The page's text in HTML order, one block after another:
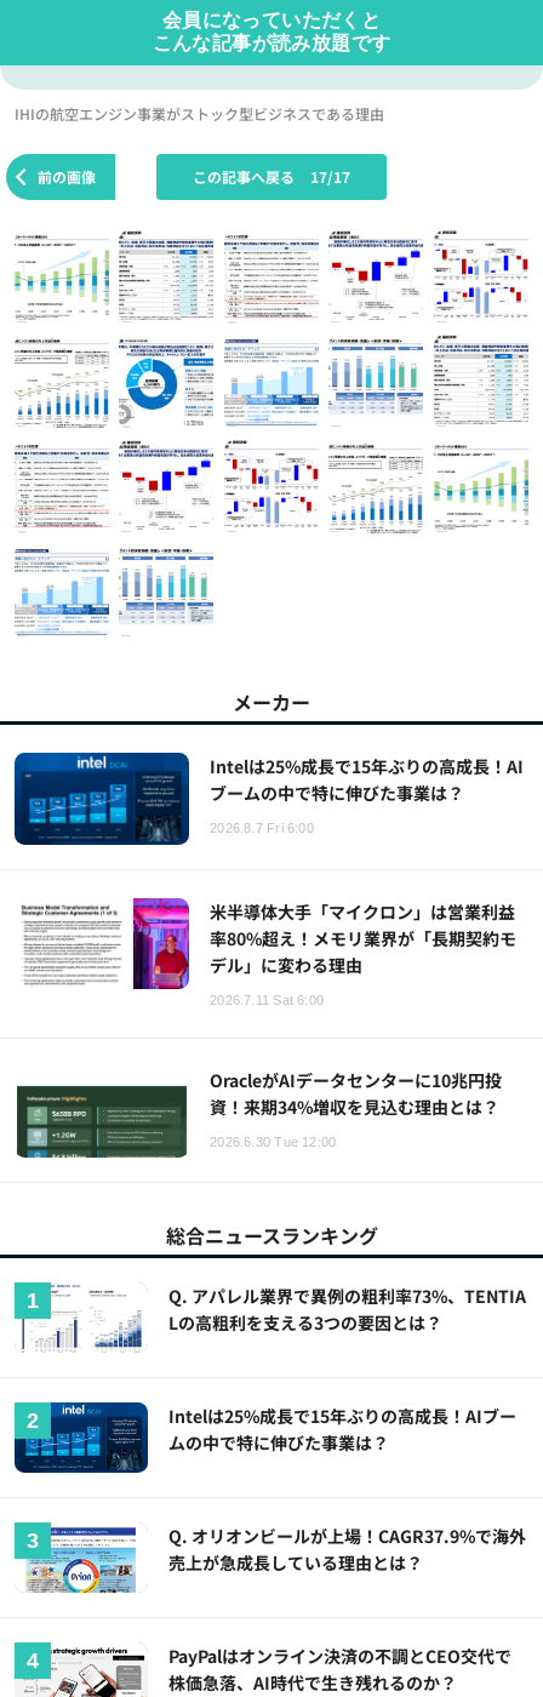
会員になっていただくと
こんな記事が読み放題です
IHIの航空エンジン事業がストック型ビジネスである理由
前の画像 この記事へ戻る 17/17
メーカー
Intelは25%成長で15年ぶりの高成長！AI
ブームの中で特に伸びた事業は？
2026.8.7 Fri 6:00
米半導体大手「マイクロン」は営業利益
率80%超え！メモリ業界が「長期契約モ
デル」に変わる理由
2026.7.11 Sat 6:00
OracleがAIデータセンターに10兆円投
資！来期34%増収を見込む理由とは？
2026.6.30 Tue 12:00
総合ニュースランキング
Q. アパレル業界で異例の粗利率73%、TENTIA
Lの高粗利を支える3つの要因とは？
Intelは25%成長で15年ぶりの高成長！AIブー
ムの中で特に伸びた事業は？
Q. オリオンビールが上場！CAGR37.9%で海外
売上が急成長している理由とは？
PayPalはオンライン決済の不調とCEO交代で
株価急落、AI時代で生き残れるのか？